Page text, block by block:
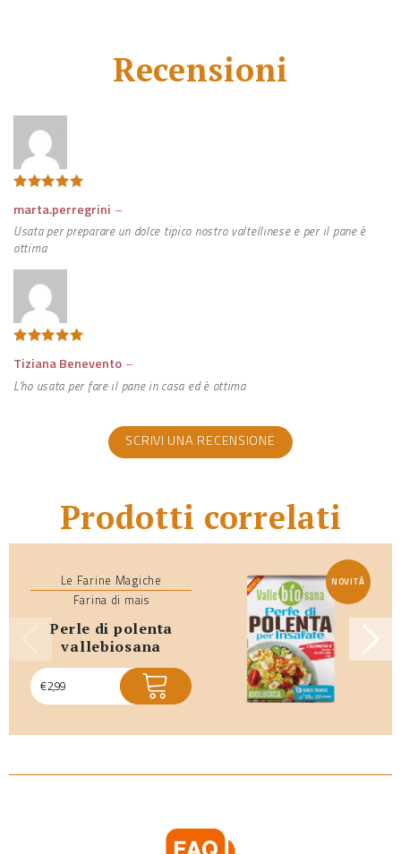
Recensioni
su 5
marta.perregrini –
Usata per preparare un dolce tipico nostro valtellinese e per il pane è
ottima
su 5
Tiziana Benevento –
L’ho usata per fare il pane in casa ed è ottima
SCRIVI UNA RECENSIONE
Prodotti correlati
Le Farine Magiche
Farina di mais
perle di polenta
vallebiosana
€2,99
NOVITÀ